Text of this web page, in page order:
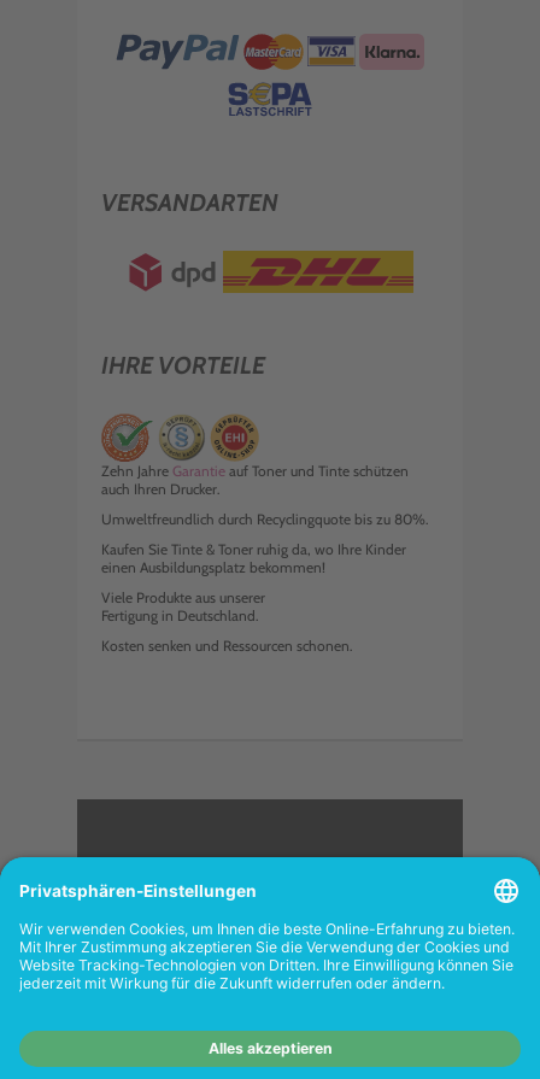
VERSANDARTEN
IHRE VORTEILE
Zehn Jahre Garantie auf Toner und Tinte schützen
auch Ihren Drucker.
Umweltfreundlich durch Recyclingquote bis zu 80%.
Kaufen Sie Tinte & Toner ruhig da, wo Ihre Kinder
einen Ausbildungsplatz bekommen!
Viele Produkte aus unserer
Fertigung in Deutschland.
Kosten senken und Ressourcen schonen.
<
FOLGEN SIE UNS